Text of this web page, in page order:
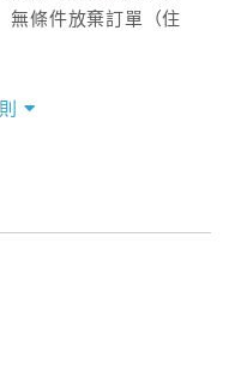
無條件放棄訂單（住